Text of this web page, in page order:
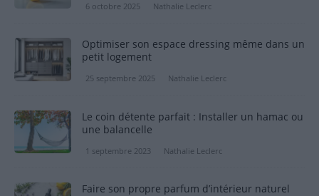
6 octobre 2025 Nathalie Leclerc
Optimiser son espace dressing même dans un
petit logement
25 septembre 2025 Nathalie Leclerc
Le coin détente parfait : Installer un hamac ou
une balancelle
1 septembre 2023 Nathalie Leclerc
Faire son propre parfum d’intérieur naturel